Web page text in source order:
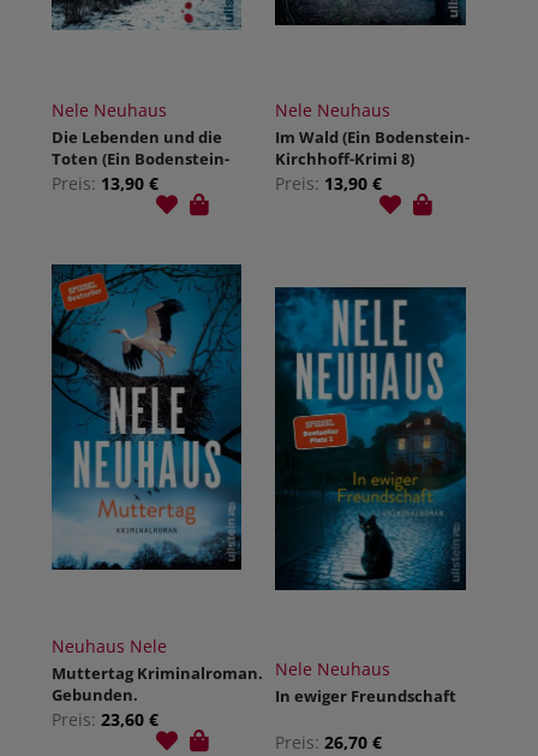
Nele Neuhaus
Die Lebenden und die
Toten (Ein Bodenstein-
Kirchhoff-Krimi 7)
Preis: 13,90 €
Nele Neuhaus
Im Wald (Ein Bodenstein-
Kirchhoff-Krimi 8)
Preis: 13,90 €
Neuhaus Nele
Muttertag Kriminalroman.
Gebunden.
Preis: 23,60 €
Nele Neuhaus
In ewiger Freundschaft
Preis: 26,70 €